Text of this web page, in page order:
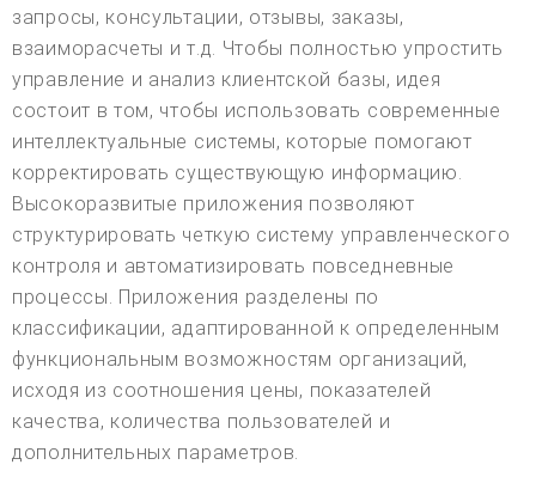
запросы, консультации, отзывы, заказы,
взаиморасчеты и т.д. Чтобы полностью упростить
управление и анализ клиентской базы, идея
состоит в том, чтобы использовать современные
интеллектуальные системы, которые помогают
корректировать существующую информацию.
Высокоразвитые приложения позволяют
структурировать четкую систему управленческого
контроля и автоматизировать повседневные
процессы. Приложения разделены по
классификации, адаптированной к определенным
функциональным возможностям организаций,
исходя из соотношения цены, показателей
качества, количества пользователей и
дополнительных параметров.